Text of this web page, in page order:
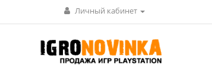
Личный кабинет